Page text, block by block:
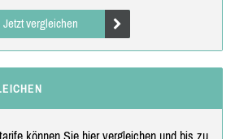
Jetzt vergleichen
können Sie hier vergleichen und bis zu